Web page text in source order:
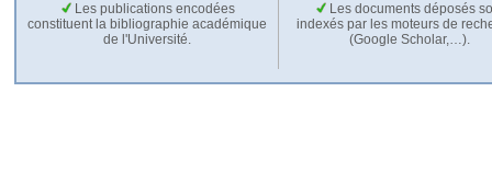
Les publications encodées
constituent la bibliographie académique
de l'Université.
Les documents déposés
indexés par les moteurs de
(Google Scholar,…).